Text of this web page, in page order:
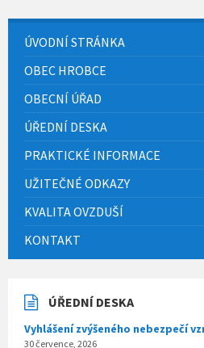
ÚVODNÍ STRÁNKA
OBEC HROBCE
OBECNÍ ÚŘAD
ÚŘEDNÍ DESKA
PRAKTICKÉ INFORMACE
UŽITEČNÉ ODKAZY
KVALITA OVZDUŠÍ
KONTAKT
ÚŘEDNÍ DESKA
Vyhlášení zvýšeného nebezpečí
30 července, 2026